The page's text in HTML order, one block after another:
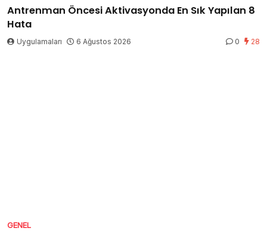
Antrenman Öncesi Aktivasyonda En Sık Yapılan 8
Hata
Uygulamaları 6 Ağustos 2026 0 28
GENEL